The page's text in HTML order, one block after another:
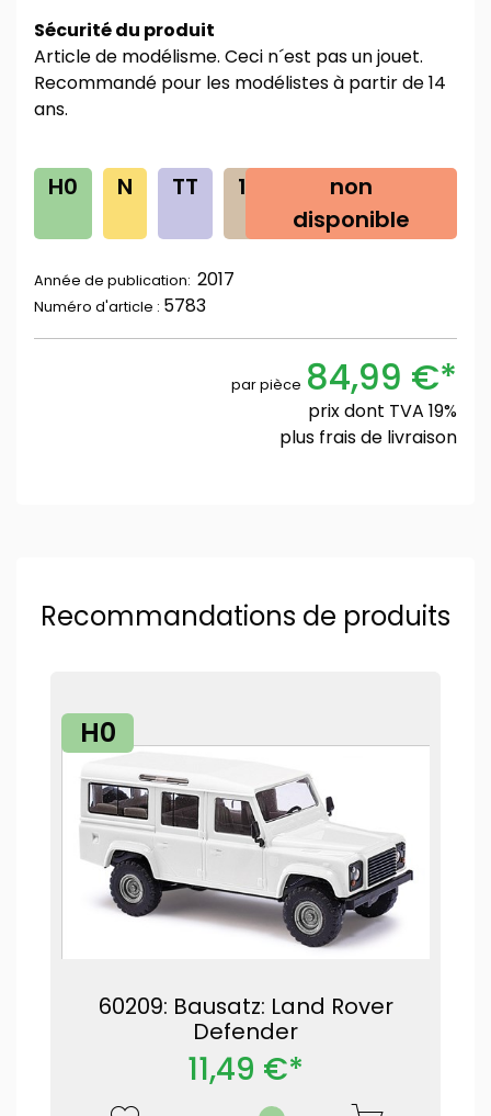
Sécurité du produit
Article de modélisme. Ceci n´est pas un jouet.
Recommandé pour les modélistes à partir de 14
ans.
H0 N TT 1G Z
non
disponible
Année de publication: 2017
Numéro d'article : 5783
par pièce 84,99 €*
prix dont TVA 19%
plus frais de livraison
Recommandations de produits
H0
60209: Bausatz: Land Rover
Defender
11,49 €*